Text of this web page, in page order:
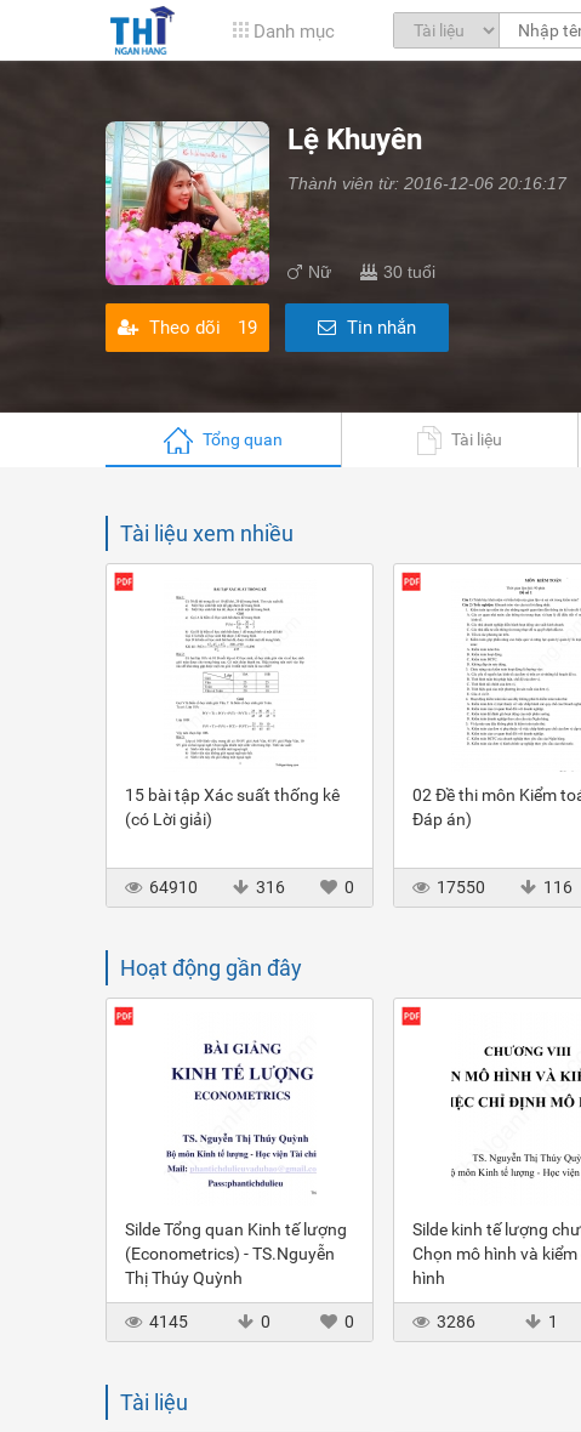
Danh mục
Lệ Khuyên
Thành viên từ: 2016-12-06 20:16:17
Nữ 30 tuổi
Theo dõi 19 Tin nhắn
Tổng quan Tài liệu
Tài liệu xem nhiều
15 bài tập Xác suất thống kê
(có Lời giải)
64910 316 0
02 Đề thi môn Kiểm
Đáp án)
17550 116
Hoạt động gần đây
Silde Tổng quan Kinh tế lượng
(Econometrics) - TS.Nguyễn
Thị Thúy Quỳnh
4145 0 0
Silde kinh tế lượng
Chọn mô hình và
hình
3286 1
Tài liệu